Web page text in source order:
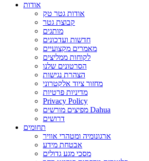
אודות
אודות גטר טק
קבוצת גטר
מותגים
חדשות ועדכונים
מאמרים מקצועיים
לקוחות ממליצים
הסרטונים שלנו
הצהרת נגישות
מחזור ציוד אלקטרוני
מדיניות פרטיות
Privacy Policy
מפיצים מורשים Dahua
דרושים
תחומים
ארגונומיה ומטהרי אוויר
אבטחת מידע
מסכי מגע גדולים